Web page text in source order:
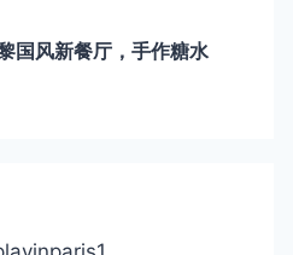
国风新餐厅，手作糖水